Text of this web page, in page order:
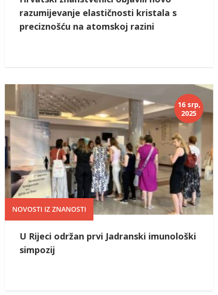
razumijevanje elastičnosti kristala s
preciznošću na atomskoj razini
16 srp,
2025
NOVOSTI IZ ZNANOSTI
U Rijeci održan prvi Jadranski imunološki
simpozij